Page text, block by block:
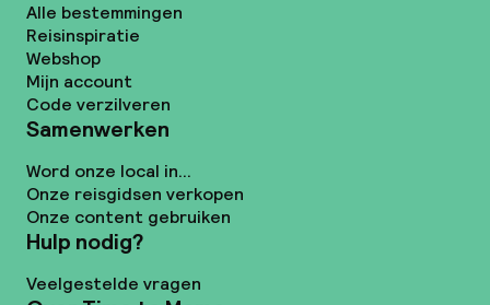
Alle bestemmingen
Reisinspiratie
Webshop
Mijn account
Code verzilveren
Samenwerken
Word onze local in...
Onze reisgidsen verkopen
Onze content gebruiken
Hulp nodig?
Veelgestelde vragen